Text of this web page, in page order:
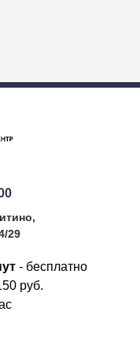
29
- бесплатно
руб.